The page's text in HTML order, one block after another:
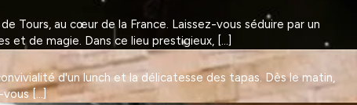
Tours, au cœur de la France. Laissez-vous séduire par un
et de magie. Dans ce lieu prestigieux, […]
d'un lunch et la délicatesse des tapas. Dès le matin,
vous […]